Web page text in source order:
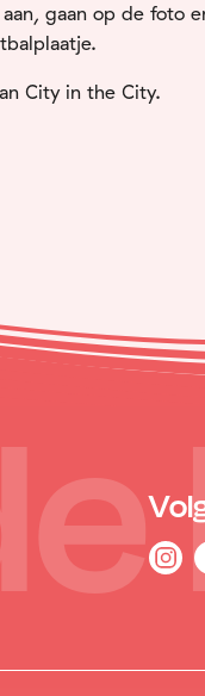
gaan op de foto
City in the City.